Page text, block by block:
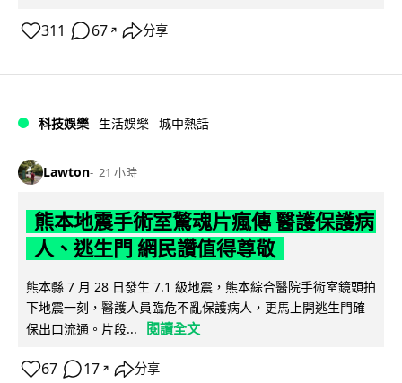
311 67 ↗ 分享
科技娛樂 生活娛樂 城中熱話
Lawton 21 小時
熊本地震手術室驚魂片瘋傳 醫護保護病
人、逃生門 網民讚值得尊敬
熊本縣 7 月 28 日發生 7.1 級地震，熊本綜合醫院手術室鏡頭拍
下地震一刻，醫護人員臨危不亂保護病人，更馬上開逃生門確
保出口流通。片段...
閱讀全文
67 17 ↗ 分享